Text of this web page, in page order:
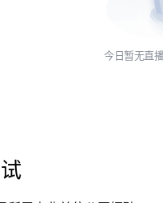
今日暂无直